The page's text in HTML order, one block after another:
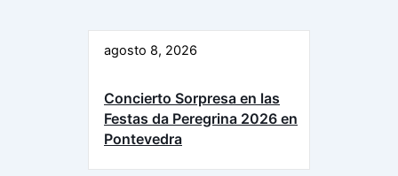
agosto 8, 2026
Concierto Sorpresa en las
Festas da Peregrina 2026 en
Pontevedra